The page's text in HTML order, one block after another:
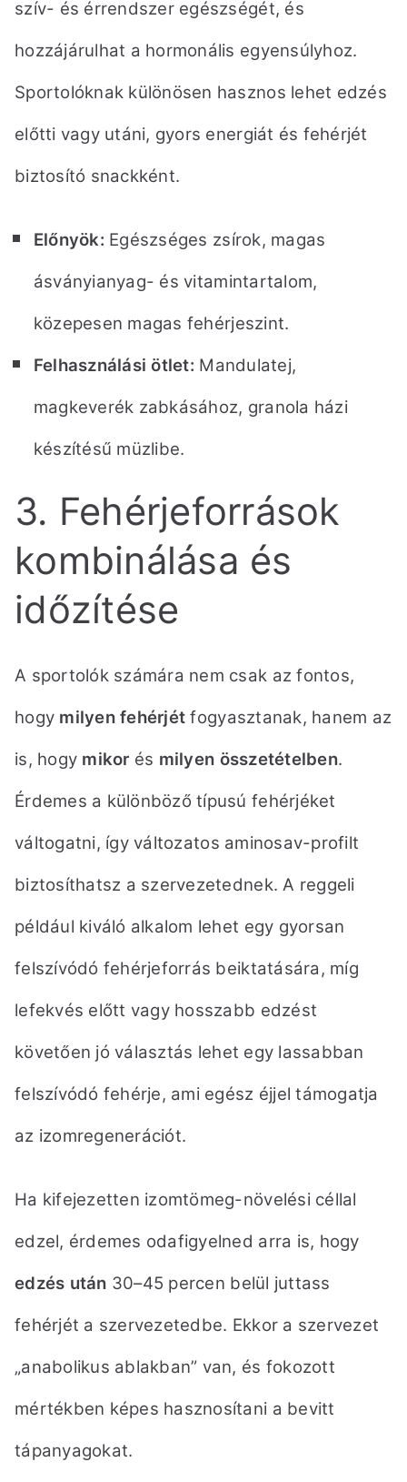
szív- és érrendszer egészségét, és
hozzájárulhat a hormonális egyensúlyhoz.
Sportolóknak különösen hasznos lehet edzés
előtti vagy utáni, gyors energiát és fehérjét
biztosító snackként.
Előnyök: Egészséges zsírok, magas
ásványianyag- és vitamintartalom,
közepesen magas fehérjeszint.
Felhasználási ötlet: Mandulatej,
magkeverék zabkásához, granola házi
készítésű müzlibe.
3. Fehérjeforrások
kombinálása és
időzítése
A sportolók számára nem csak az fontos,
hogy milyen fehérjét fogyasztanak, hanem az
is, hogy mikor és milyen összetételben.
Érdemes a különböző típusú fehérjéket
váltogatni, így változatos aminosav-profilt
biztosíthatsz a szervezetednek. A reggeli
például kiváló alkalom lehet egy gyorsan
felszívódó fehérjeforrás beiktatására, míg
lefekvés előtt vagy hosszabb edzést
követően jó választás lehet egy lassabban
felszívódó fehérje, ami egész éjjel támogatja
az izomregenerációt.
Ha kifejezetten izomtömeg-növelési céllal
edzel, érdemes odafigyelned arra is, hogy
edzés után 30–45 percen belül juttass
fehérjét a szervezetedbe. Ekkor a szervezet
„anabolikus ablakban” van, és fokozott
mértékben képes hasznosítani a bevitt
tápanyagokat.